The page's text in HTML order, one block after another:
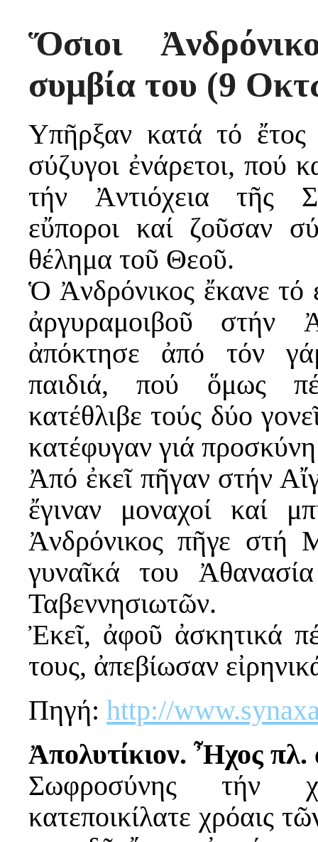
Ὅσιοι
συμβία του (9
Υπῆρξαν κατά τό
σύζυγοι ἐνάρετοι, πού
τήν Ἀντιόχεια τῆς
εὔποροι καί ζοῦσαν
θέλημα τοῦ Θεοῦ.
Ὁ Ἀνδρόνικος ἔκανε τό
ἀργυραμοιβοῦ στήν
ἀπόκτησε ἀπό τόν
παιδιά, πού ὅμως
κατέθλιβε τούς δύο
κατέφυγαν γιά
Ἀπό ἐκεῖ πῆγαν στήν
ἔγιναν μοναχοί καί
Ἀνδρόνικος πῆγε
γυναῖκά του
Ταβεννησιωτῶν.
Ἐκεῖ, ἀφοῦ ἀσκητικά
τους, ἀπεβίωσαν
Πηγή: http://
Ἀπολυτίκιον. Ἦχος πλ.
Σωφροσύνης τήν
κατεποικίλατε χρόαις